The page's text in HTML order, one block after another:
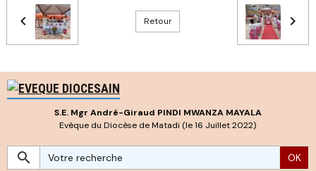
Retour
S.E. Mgr André-Giraud PINDI MWANZA MAYALA
Evêque du Diocèse de Matadi (le 16 Juillet 2022)
OK